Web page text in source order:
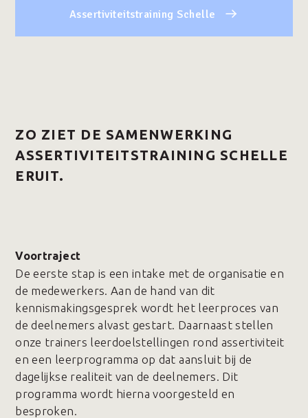
Assertiviteitstraining Schelle
ZO ZIET DE SAMENWERKING
ASSERTIVITEITSTRAINING SCHELLE
ERUIT.
Voortraject
De eerste stap is een intake met de organisatie en
de medewerkers. Aan de hand van dit
kennismakingsgesprek wordt het leerproces van
de deelnemers alvast gestart. Daarnaast stellen
onze trainers leerdoelstellingen rond assertiviteit
en een leerprogramma op dat aansluit bij de
dagelijkse realiteit van de deelnemers. Dit
programma wordt hierna voorgesteld en
besproken.